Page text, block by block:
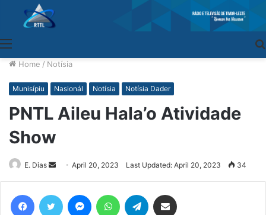
Home / Notísia
Munisípiu Nasionál Notísia Notísia Dader
PNTL Aileu Hala’o Atividade
Show
E. Dias
Send
an
April 20, 2023 Last Updated: April 20, 2023 34